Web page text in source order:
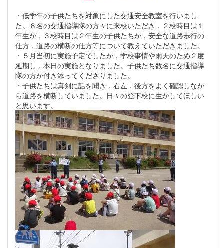
・低学年の子供たちを対象にした交通安全教室を行いまし
た。８名の交通指導隊の方々に来校いただき，２校時目は１
年生が，３校時目は２年生の子供たちが，安全な道路歩行の
仕方，道路の横断の仕方等について教えていただきました。
・５月当初に実施予定でしたが，学校事情や雨天のため２度
延期し，本日の実施となりました。子供たち数名に交通指導
隊の方が付き添ってくださりました。
・子供たちは真剣に話を聞き，右左，後方をよく確認しなが
ら道路を横断していました。日々の登下校に生かしてほしい
と思います。